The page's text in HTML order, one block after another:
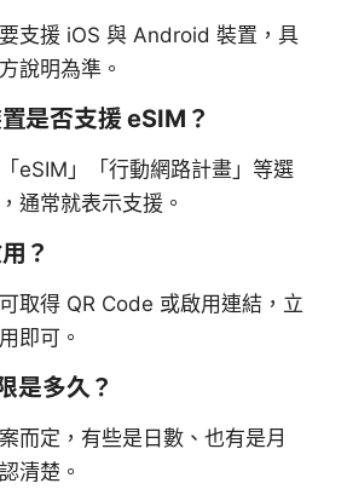
支援 iOS 與 Android 裝置，具
說明為準。
是否支援 eSIM？
eSIM」「行動網路計畫」等選
通常就表示支援。
？
取得 QR Code 或啟用連結，立
即可。
是多久？
而定，有些是日數、也有是月
清楚。